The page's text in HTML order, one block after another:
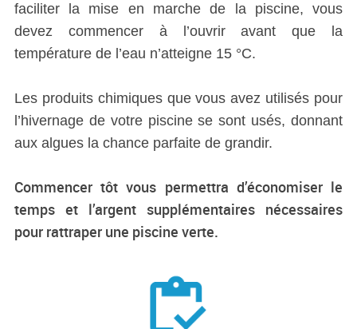
faciliter la mise en marche de la piscine, vous
devez commencer à l’ouvrir avant que la
température de l’eau n’atteigne 15 °C.
Les produits chimiques que vous avez utilisés pour
l’hivernage de votre piscine se sont usés, donnant
aux algues la chance parfaite de grandir.
Commencer tôt vous permettra d’économiser le
temps et l’argent supplémentaires nécessaires
pour rattraper une piscine verte.